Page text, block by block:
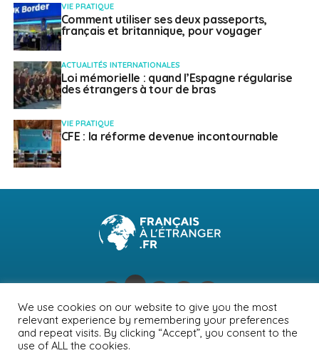
VIE PRATIQUE
Comment utiliser ses deux passeports,
français et britannique, pour voyager
ACTUALITÉS INTERNATIONALES
Loi mémorielle : quand l’Espagne régularise
des étrangers à tour de bras
VIE PRATIQUE
CFE : la réforme devenue incontournable
NEWSLETTER PUBLICITÉ CONTACTS
MENTIONS LÉGALES
POLITIQUE DE CONFIDENTIALITÉ
We use cookies on our website to give you the most
relevant experience by remembering your preferences
and repeat visits. By clicking “Accept”, you consent to the
use of ALL the cookies.